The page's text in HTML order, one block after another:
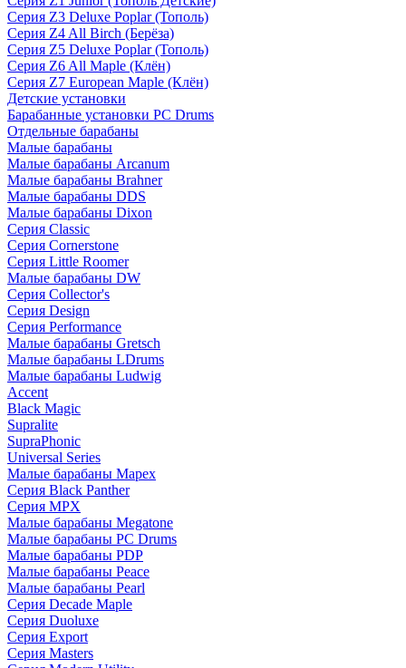
Серия Z3 Deluxe Poplar (Тополь)
Серия Z4 All Birch (Берёза)
Серия Z5 Deluxe Poplar (Тополь)
Серия Z6 All Maple (Клён)
Серия Z7 European Maple (Клён)
Детские установки
Барабанные установки PC Drums
Отдельные барабаны
Малые барабаны
Малые барабаны Arcanum
Малые барабаны Brahner
Малые барабаны DDS
Малые барабаны Dixon
Серия Classic
Серия Cornerstone
Серия Little Roomer
Малые барабаны DW
Серия Collector's
Серия Design
Серия Performance
Малые барабаны Gretsch
Малые барабаны LDrums
Малые барабаны Ludwig
Accent
Black Magic
Supralite
SupraPhonic
Universal Series
Малые барабаны Mapex
Серия Black Panther
Серия MPX
Малые барабаны Megatone
Малые барабаны PC Drums
Малые барабаны PDP
Малые барабаны Peace
Малые барабаны Pearl
Серия Decade Maple
Серия Duoluxe
Серия Export
Серия Masters